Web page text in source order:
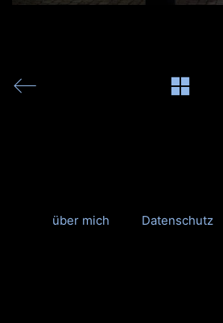
über mich Datenschutz